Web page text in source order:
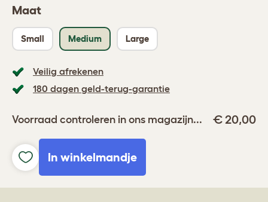
Maat
Small Medium Large
Veilig afrekenen
180 dagen geld-terug-garantie
Voorraad controleren in ons magazijn... € 20,00
In winkelmandje